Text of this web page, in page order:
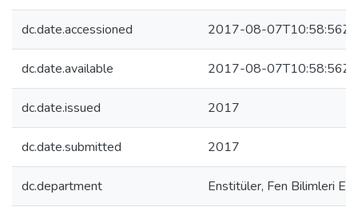
dc.date.accessioned 2017-08-07T10:58:56Z
dc.date.available 2017-08-07T10:58:56Z
dc.date.issued 2017
dc.date.submitted 2017
dc.department Enstitüler, Fen Bilimleri